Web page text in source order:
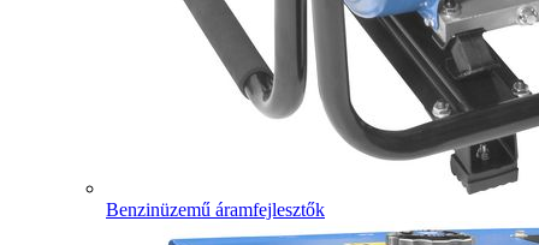
Benzinüzemű áramfejlesztők